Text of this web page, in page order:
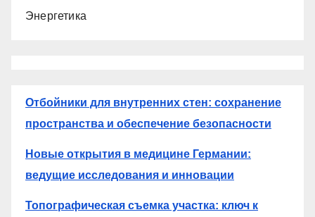
Энергетика
Отбойники для внутренних стен: сохранение
пространства и обеспечение безопасности
Новые открытия в медицине Германии:
ведущие исследования и инновации
Топографическая съемка участка: ключ к